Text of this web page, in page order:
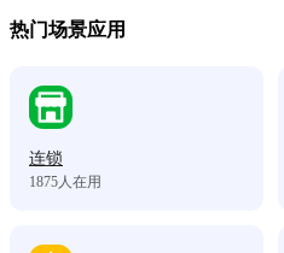
热门场景应用
连锁
1875人在用